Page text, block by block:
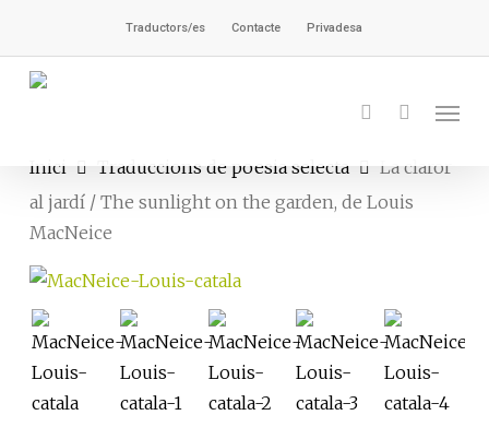
contingut
Traductors/es Contacte Privadesa
cerca
Inici Traduccions de poesia selecta
La claror
al jardí / The sunlight on the garden, de Louis
MacNeice